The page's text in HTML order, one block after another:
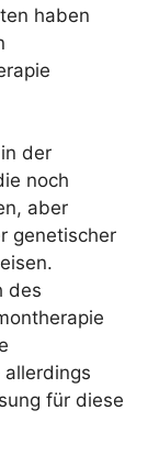
haben
der
noch
aber
genetischer
des
allerdings
für diese